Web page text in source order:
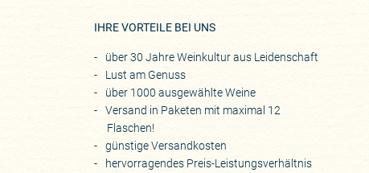
IHRE VORTEILE BEI UNS
über 30 Jahre Weinkultur aus Leidenschaft
Lust am Genuss
über 1000 ausgewählte Weine
Versand in Paketen mit maximal 12
Flaschen!
günstige Versandkosten
hervorragendes Preis-Leistungsverhältnis